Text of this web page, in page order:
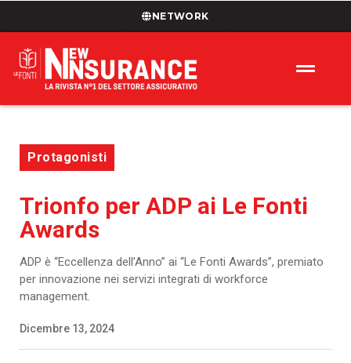
NETWORK
Protagonisti
Trionfo per ADP ai Le Fonti
Awards
ADP è “Eccellenza dell’Anno” ai “Le Fonti Awards”, premiato
per innovazione nei servizi integrati di workforce
management.
Dicembre 13, 2024